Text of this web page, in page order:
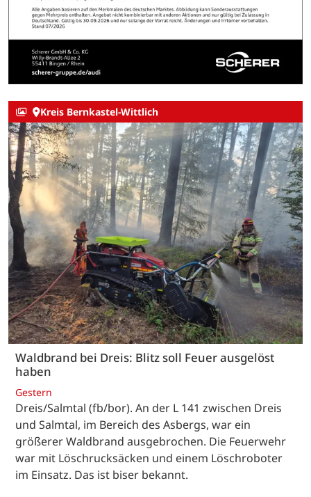
Kreis Bernkastel-Wittlich
Waldbrand bei Dreis: Blitz soll Feuer ausgelöst
haben
Gestern
Dreis/Salmtal (fb/bor). An der L 141 zwischen Dreis
und Salmtal, im Bereich des Asbergs, war ein
größerer Waldbrand ausgebrochen. Die Feuerwehr
war mit Löschrucksäcken und einem Löschroboter
im Einsatz. Das ist biser bekannt.